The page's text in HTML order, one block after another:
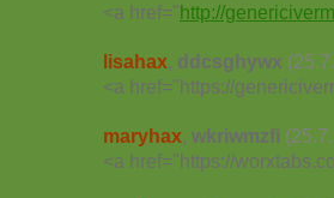
<a href="http://
lisahax, ddcsghywx
<a href="https://
maryhax, wkriwmzfi
<a href="https://